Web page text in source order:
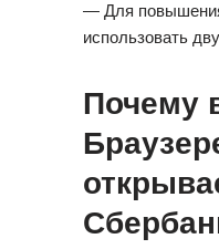
— Для повышения
использовать
Почему